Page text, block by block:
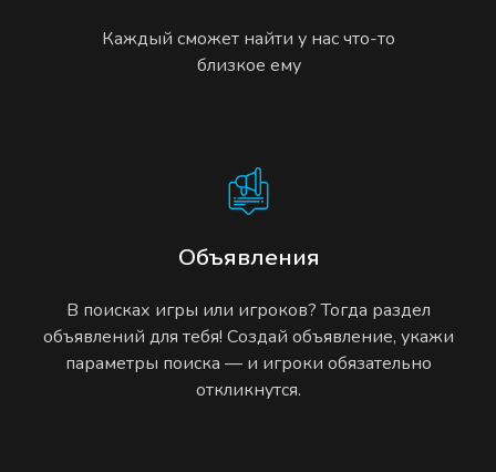
Каждый сможет найти у нас что-то
близкое ему
Объявления
В поисках игры или игроков? Тогда раздел
объявлений для тебя! Создай объявление, укажи
параметры поиска — и игроки обязательно
откликнутся.